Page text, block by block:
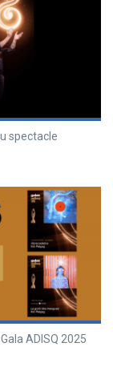
spectacle
ADISQ 2025